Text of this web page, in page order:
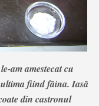
am amestecat cu
fiind făina. Iasă
din castronul